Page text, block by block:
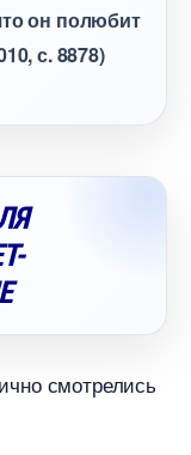
он полюбит
с. 8878)
смотрелись